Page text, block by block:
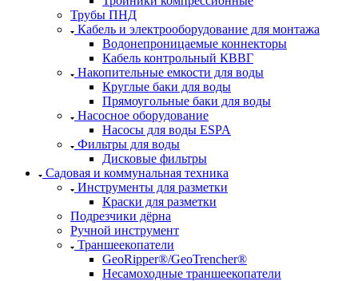
Трубы ПНД
Кабель и электрооборудование для монтажа
Водонепроницаемые коннекторы
Кабель контрольный КВВГ
Накопительные емкости для воды
Круглые баки для воды
Прямоугольные баки для воды
Насосное оборудование
Насосы для воды ESPA
Фильтры для воды
Дисковые фильтры
Садовая и коммунальная техника
Инструменты для разметки
Краски для разметки
Подрезчики дёрна
Ручной инструмент
Траншеекопатели
GeoRipper®/GeoTrencher®
Несамоходные траншеекопатели